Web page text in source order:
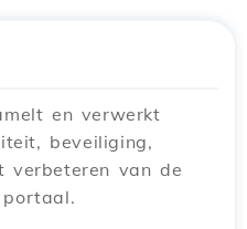
en verwerkt
beveiliging,
verbeteren van de